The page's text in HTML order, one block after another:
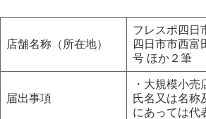
店舗名称（所在地）
フレスポ四日
四日市市西富
号 ほか２筆
届出事項
・大規模小
氏名又は名称
にあっては代